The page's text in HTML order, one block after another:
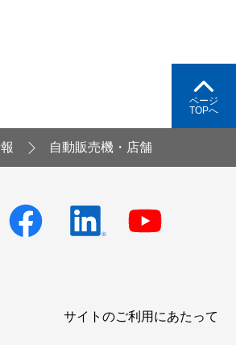
ページ
TOPへ
自動販売機・店舗
サイトのご利用にあたって